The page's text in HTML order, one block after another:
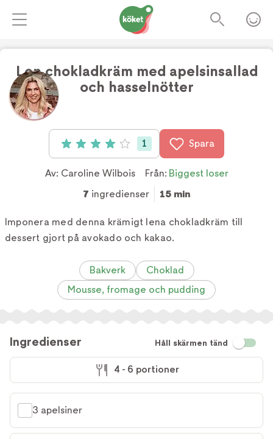
Len chokladkräm med apelsinsallad
och hasselnötter
Betyg: 4 av 5 (1 röster)
1 Spara
Av: Caroline Wilbois Från: Biggest loser
7 ingredienser 15 min
Imponera med denna krämigt lena chokladkräm till
dessert gjort på avokado och kakao.
Bakverk
Choklad
Mousse, fromage och pudding
Ingredienser Håll skärmen tänd
4 - 6 portioner
3 apelsiner